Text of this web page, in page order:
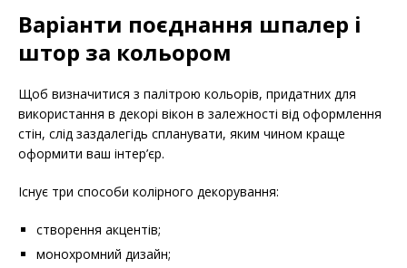
Варіанти поєднання шпалер і
штор за кольором
Щоб визначитися з палітрою кольорів, придатних для
використання в декорі вікон в залежності від оформлення
стін, слід заздалегідь спланувати, яким чином краще
оформити ваш інтер’єр.
Існує три способи колірного декорування:
створення акцентів;
монохромний дизайн;